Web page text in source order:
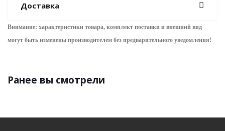
Доставка
Внимание: характеристики товара, комплект поставки и внешний вид
могут быть изменены производителем без предварительного уведомления!
Ранее вы смотрели